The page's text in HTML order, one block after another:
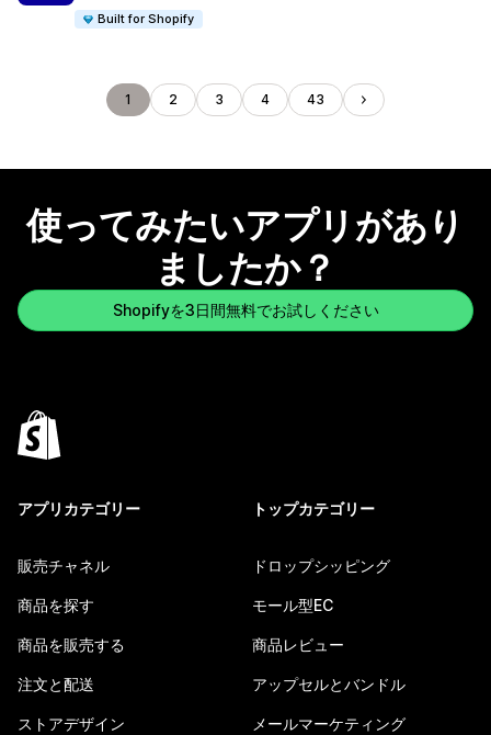
Built for Shopify
1 2 3 4 43
使ってみたいアプリがあり
ましたか？
Shopifyを3日間無料でお試しください
アプリカテゴリー
販売チャネル
商品を探す
商品を販売する
注文と配送
ストアデザイン
トップカテゴリー
ドロップシッピング
モール型EC
商品レビュー
アップセルとバンドル
メールマーケティング